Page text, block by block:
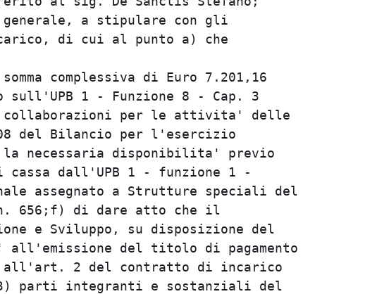
generale, a stipulare con gli
incarico, di cui al punto a) che
la somma complessiva di Euro 7.201,16
sull'UPB 1 - Funzione 8 - Cap. 3
e collaborazioni per le attivita' delle
708 del Bilancio per l'esercizio
la necessaria disponibilita' previo
che di cassa dall'UPB 1 - funzione 1 -
assegnato a Strutture speciali del
n. 656;f) di dare atto che il
e Sviluppo, su disposizione del
all'emissione del titolo di pagamento
all'art. 2 del contratto di incarico
e 3) parti integranti e sostanziali del